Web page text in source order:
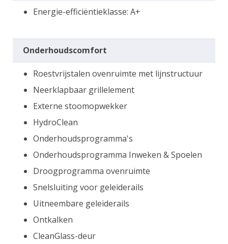
Energie-efficiëntieklasse: A+
Onderhoudscomfort
Roestvrijstalen ovenruimte met lijnstructuur
Neerklapbaar grillelement
Externe stoomopwekker
HydroClean
Onderhoudsprogramma's
Onderhoudsprogramma Inweken & Spoelen
Droogprogramma ovenruimte
Snelsluiting voor geleiderails
Uitneembare geleiderails
Ontkalken
CleanGlass-deur